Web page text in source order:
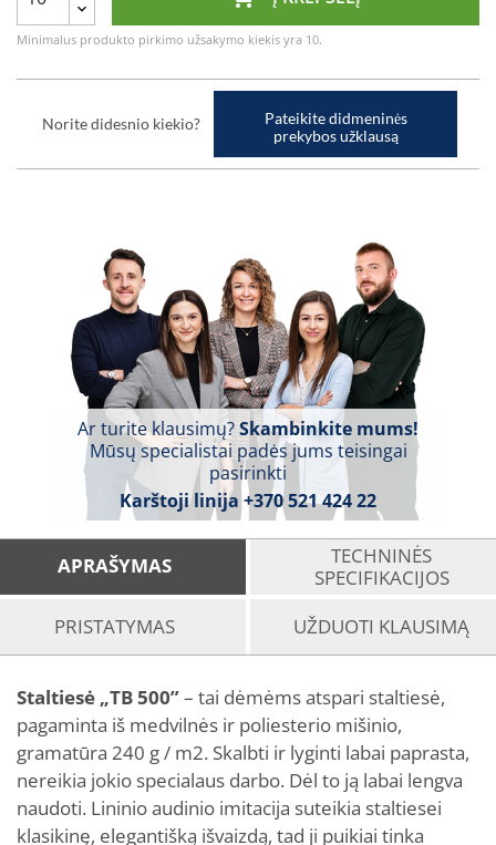
Minimalus produkto pirkimo užsakymo kiekis yra 10.
Norite didesnio kiekio?
Pateikite didmeninės
prekybos užklausą
Ar turite klausimų?Skambinkite mums!
Mūsų specialistai padės jums teisingai
pasirinkti
Karštoji linija +370 521 424 22
APRAŠYMAS
TECHNINĖS
SPECIFIKACIJOS
PRISTATYMAS
UŽDUOTI KLAUSIMĄ
Staltiesė „TB 500”– tai dėmėms atspari staltiesė,
pagaminta iš medvilnės ir poliesterio mišinio,
gramatūra 240 g / m2. Skalbti ir lyginti labai paprasta,
nereikia jokio specialaus darbo. Dėl to ją labai lengva
naudoti. Lininio audinio imitacija suteikia staltiesei
klasikinę, elegantišką išvaizdą, tad ji puikiai tinka